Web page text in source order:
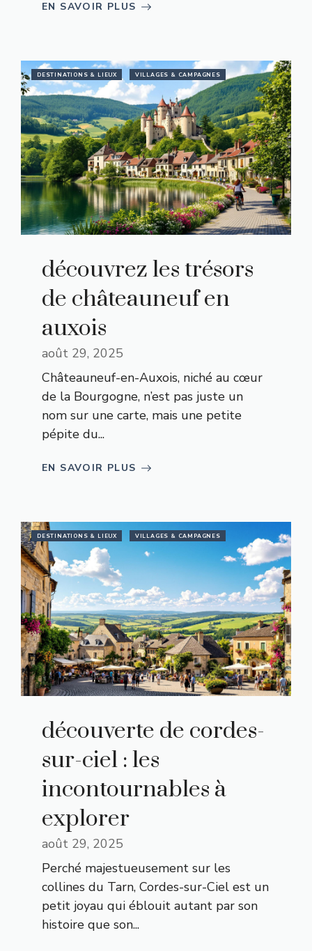
EN SAVOIR PLUS
DESTINATIONS & LIEUX VILLAGES & CAMPAGNES
découvrez les trésors
de châteauneuf en
auxois
août 29, 2025
Châteauneuf-en-Auxois, niché au cœur
de la Bourgogne, n’est pas juste un
nom sur une carte, mais une petite
pépite du...
EN SAVOIR PLUS
DESTINATIONS & LIEUX VILLAGES & CAMPAGNES
découverte de cordes-
sur-ciel : les
incontournables à
explorer
août 29, 2025
Perché majestueusement sur les
collines du Tarn, Cordes-sur-Ciel est un
petit joyau qui éblouit autant par son
histoire que son...